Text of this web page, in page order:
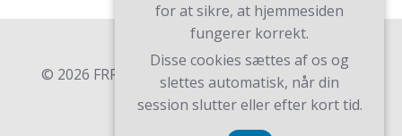
© 2026 FRR. Bygget ved at bruge WordPress og
Teluro Theme .
for at sikre, at hjemmesiden
fungerer korrekt.
Disse cookies sættes af os og
slettes automatisk, når din
session slutter eller efter kort tid.